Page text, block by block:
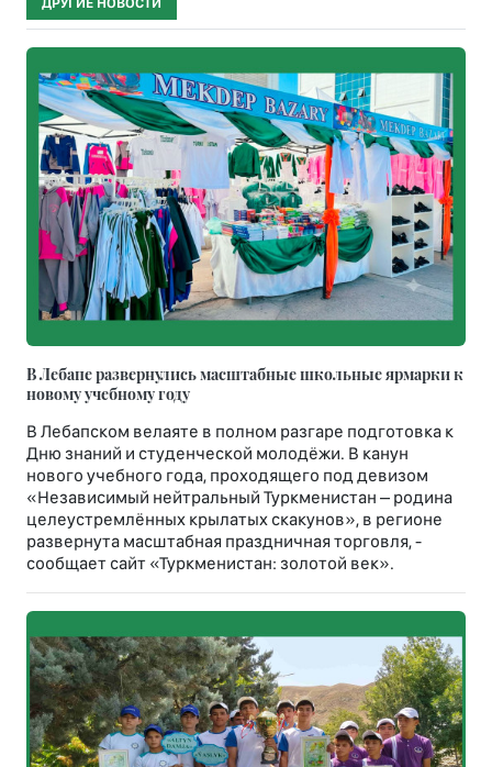
В Лебапе развернулись масштабные школьные ярмарки к
новому учебному году
В Лебапском велаяте в полном разгаре подготовка к
Дню знаний и студенческой молодёжи. В канун
нового учебного года, проходящего под девизом
«Независимый нейтральный Туркменистан – родина
целеустремлённых крылатых скакунов», в регионе
развернута масштабная праздничная торговля, -
сообщает сайт «Туркменистан: золотой век».